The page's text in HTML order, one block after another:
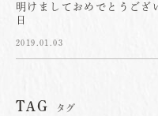
明けましておめでとうご
日
2019.01.03
TAG タグ